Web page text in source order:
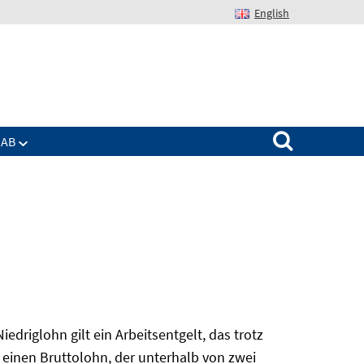
English
Suchen nach:
gilt ein Arbeitsentgelt, das trotz
einen Bruttolohn, der unterhalb von zwei